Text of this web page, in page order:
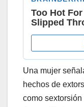
Una mujer
hechos de
como